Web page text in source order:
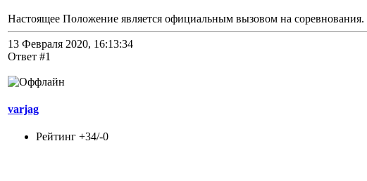
Настоящее Положение является официальным вызовом на соревнования.
13 Февраля 2020, 16:13:34
Ответ #1
varjag
Рейтинг +34/-0